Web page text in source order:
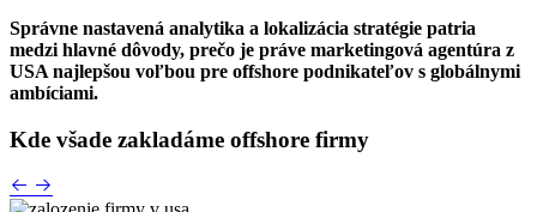
Správne nastavená analytika a lokalizácia stratégie patria
medzi hlavné dôvody, prečo je práve marketingová agentúra z
USA najlepšou voľbou pre offshore podnikateľov s globálnymi
ambíciami.
Kde všade zakladáme offshore firmy